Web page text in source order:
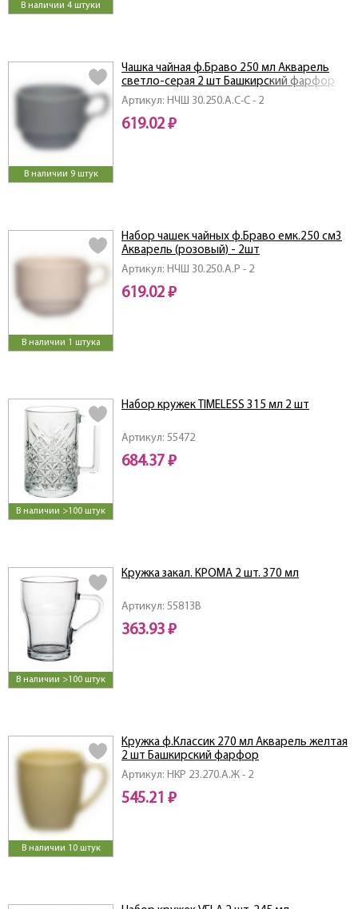
В наличии 4 штуки
В наличии 9 штук
Артикул: НЧШ 30.250.А.С-С - 2
Чашка чайная ф.Браво 250 мл Акварель
светло-серая 2 шт Башкирский фарфор
619.02 ₽
В наличии 1 штука
Артикул: НЧШ 30.250.А.Р - 2
Набор чашек чайных ф.Браво емк.250 см3
Акварель (розовый) - 2шт
619.02 ₽
В наличии >100 штук
Артикул: 55472
Набор кружек TIMELESS 315 мл 2 шт
684.37 ₽
В наличии >100 штук
Артикул: 55813B
Кружка закал. КРОМА 2 шт. 370 мл
363.93 ₽
В наличии 10 штук
Артикул: НКР 23.270.А.Ж - 2
Кружка ф.Классик 270 мл Акварель желтая
2 шт Башкирский фарфор
545.21 ₽